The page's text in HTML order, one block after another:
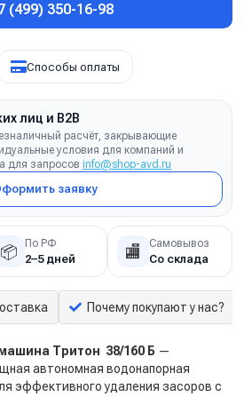
(499) 350-16-98
Способы оплаты
лиц и B2B
расчёт, закрывающие
условия для компаний и
для запросов info@shop-avd.ru
заявку
📦 По РФ
2–5 дней 🏬 Самовывоз
Со склада
Почему покупают у нас?
Тритон 38/160 Б —
автономная водонапорная
эффективного удаления засоров с